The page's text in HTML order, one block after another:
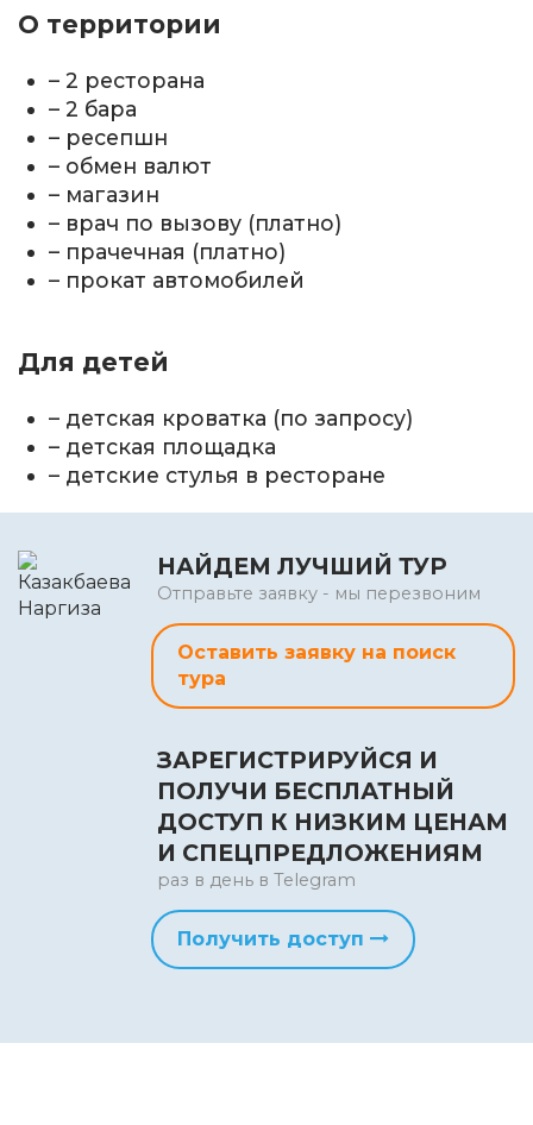
О территории
– 2 ресторана
– 2 бара
– ресепшн
– обмен валют
– магазин
– врач по вызову (платно)
– прачечная (платно)
– прокат автомобилей
Для детей
– детская кроватка (по запросу)
– детская площадка
– детские стулья в ресторане
НАЙДЕМ ЛУЧШИЙ ТУР
Отправьте заявку - мы перезвоним
Оставить заявку на поиск
тура
ЗАРЕГИСТРИРУЙСЯ И
ПОЛУЧИ БЕСПЛАТНЫЙ
ДОСТУП К НИЗКИМ ЦЕНАМ
И СПЕЦПРЕДЛОЖЕНИЯМ
раз в день в Telegram
Получить доступ